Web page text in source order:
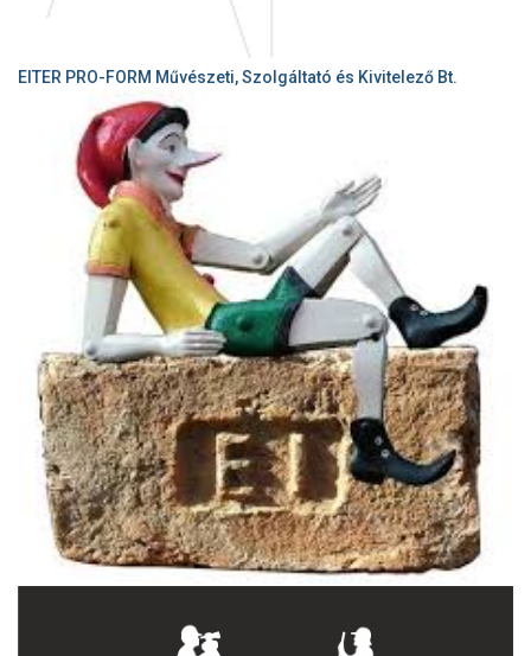
EITER PRO-FORM Művészeti, Szolgáltató és Kivitelező Bt.